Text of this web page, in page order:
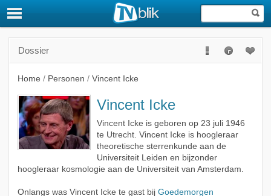
Dossier
Home / Personen / Vincent Icke
Vincent Icke
Vincent Icke is geboren op 23 juli 1946
te Utrecht. Vincent Icke is hoogleraar
theoretische sterrenkunde aan de
Universiteit Leiden en bijzonder
hoogleraar kosmologie aan de Universiteit van Amsterdam.
Onlangs was Vincent Icke te gast bij Goedemorgen